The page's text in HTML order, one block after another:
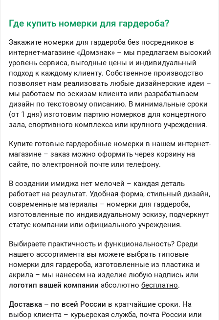
Где купить номерки для гардероба?
Закажите номерки для гардероба без посредников в
интернет-магазине «Домзнак» – мы предлагаем высокий
уровень сервиса, выгодные цены и индивидуальный
подход к каждому клиенту. Собственное производство
позволяет нам реализовать любые дизайнерские идеи –
мы работаем по эскизам клиента или разрабатываем
дизайн по текстовому описанию. В минимальные сроки
(от 1 дня) изготовим партию номерков для концертного
зала, спортивного комплекса или крупного учреждения.
Купите готовые гардеробные номерки в нашем интернет-
магазине – заказ можно оформить через корзину на
сайте, по электронной почте или телефону.
В создании имиджа нет мелочей – каждая деталь
работает на результат. Удобная форма, стильный дизайн,
современные материалы – номерки для гардероба,
изготовленные по индивидуальному эскизу, подчеркнут
статус компании или официального учреждения.
Выбираете практичность и функциональность? Среди
нашего ассортимента вы можете выбрать типовые
номерки для гардероба, изготовленные из пластика и
акрила – мы нанесем на изделие любую надпись или
логотип вашей компании абсолютно бесплатно.
Доставка – по всей России в кратчайшие сроки. На
выбор клиента – курьерская служба, почта России или